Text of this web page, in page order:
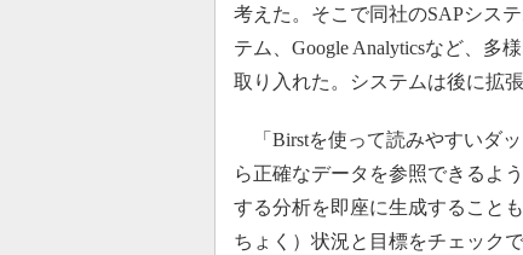
考えた。そこで同社のSAPシス
テム、Google Analyticsなど、多
取り入れた。システムは後に拡
「Birstを使って読みやすいダ
ら正確なデータを参照できるよ
する分析を即座に生成すること
ちょく）状況と目標をチェック